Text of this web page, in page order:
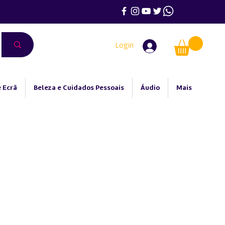
Login
Ecrã Beleza e Cuidados Pessoais Áudio Mais